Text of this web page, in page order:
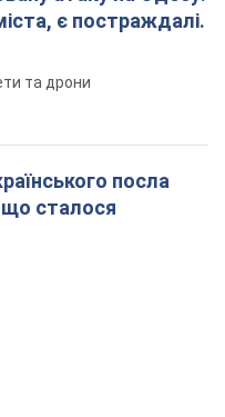
є постраждалі.
та дрони
посла
що сталося